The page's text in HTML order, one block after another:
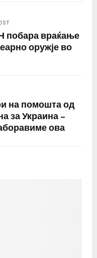
побара враќање
оружје во
на помошта од
за Украина –
ова